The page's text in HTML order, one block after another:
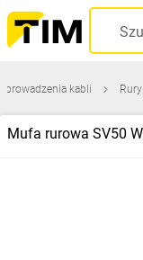
prowadzenia kabli
Mufa rurowa SV50